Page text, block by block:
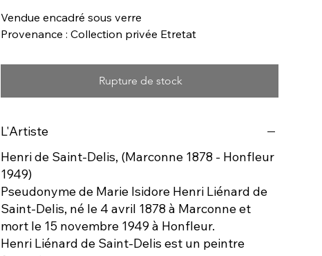
Vendue encadré sous verre
Provenance : Collection privée Etretat
Rupture de stock
L'Artiste
Henri de Saint-Delis, (Marconne 1878 - Honfleur
1949)
Pseudonyme de Marie Isidore Henri Liénard de
Saint-Delis, né le 4 avril 1878 à Marconne et
mort le 15 novembre 1949 à Honfleur.
Henri Liénard de Saint-Delis est un peintre